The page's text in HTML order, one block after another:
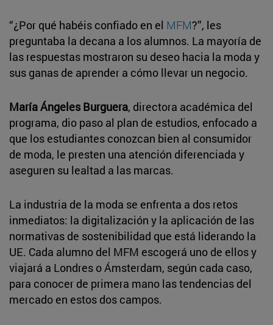
“¿Por qué habéis confiado en el MFM?”, les
preguntaba la decana a los alumnos. La mayoría de
las respuestas mostraron su deseo hacia la moda y
sus ganas de aprender a cómo llevar un negocio.
María Ángeles Burguera, directora académica del
programa, dio paso al plan de estudios, enfocado a
que los estudiantes conozcan bien al consumidor
de moda, le presten una atención diferenciada y
aseguren su lealtad a las marcas.
La industria de la moda se enfrenta a dos retos
inmediatos: la digitalización y la aplicación de las
normativas de sostenibilidad que está liderando la
UE. Cada alumno del MFM escogerá uno de ellos y
viajará a Londres o Ámsterdam, según cada caso,
para conocer de primera mano las tendencias del
mercado en estos dos campos.